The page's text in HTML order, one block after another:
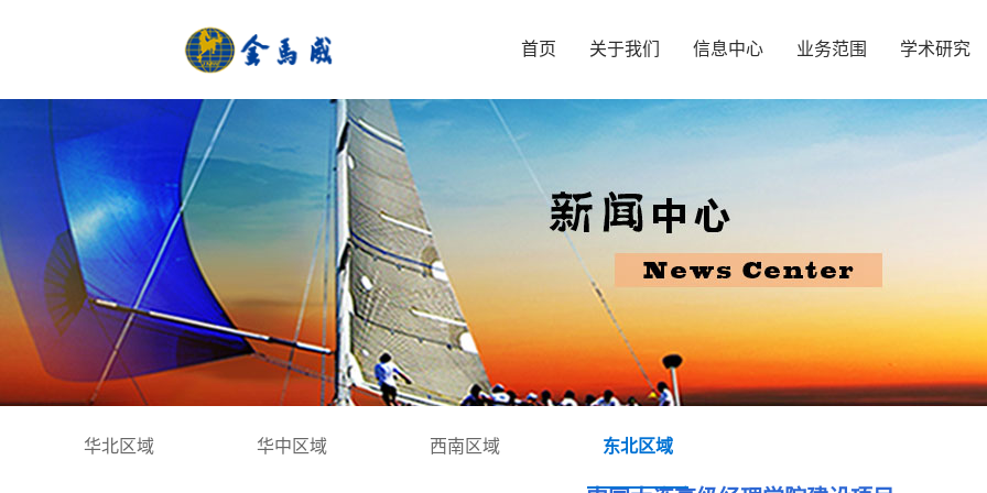
首页 关于我们 信息中心 业务范围 学术研究
华北区域 华中区域 西南区域 东北区域